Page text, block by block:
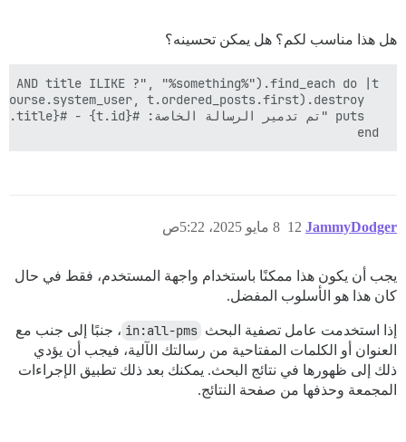
هل هذا مناسب لكم؟ هل يمكن تحسينه؟
JammyDodger 8 مايو 2025، 5:22ص 12
يجب أن يكون هذا ممكنًا باستخدام واجهة المستخدم، فقط في حال
كان هذا هو الأسلوب المفضل.
إذا استخدمت عامل تصفية البحث in:all-pms ، جنبًا إلى جنب مع
العنوان أو الكلمات المفتاحية من رسالتك الآلية، فيجب أن يؤدي
ذلك إلى ظهورها في نتائج البحث. يمكنك بعد ذلك تطبيق الإجراءات
المجمعة وحذفها من صفحة النتائج.